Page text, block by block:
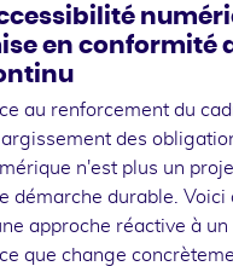
en conformité
au renforcement du
des
n'est plus un
démarche durable. Voici
approche réactive à
que change